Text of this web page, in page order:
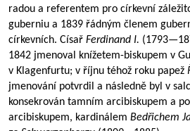
radou a referentem pro církevní
guberniu a 1839 řádným členem
církevních. Císař Ferdinand I. (
1842 jmenoval knížetem-biskupem v
v Klagenfurtu; v říjnu téhož roku papež
jmenování potvrdil a následně byl v
konsekrován tamním arcibiskupem a
arcibiskupem, kardinálem Bedřichem